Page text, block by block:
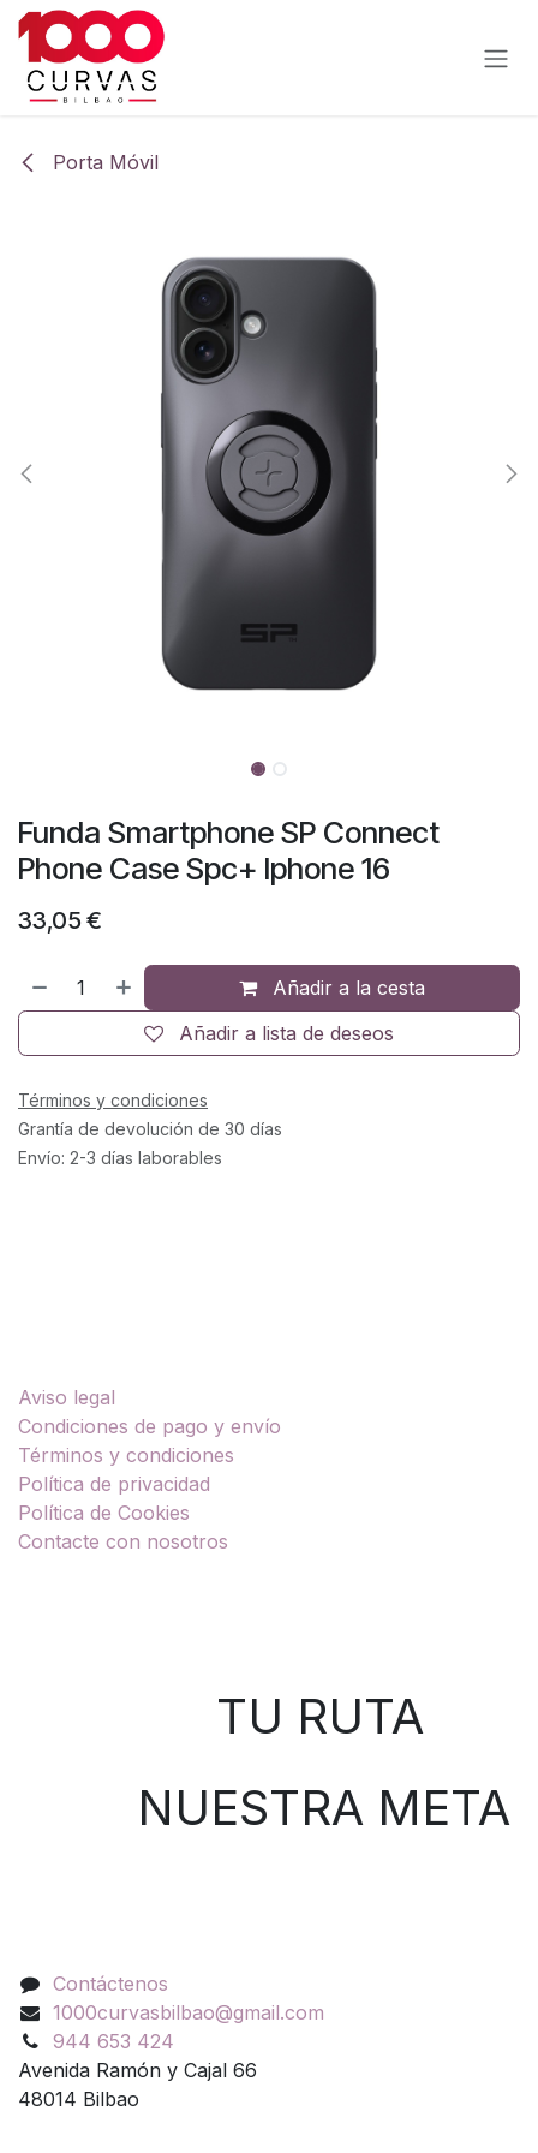
Ir al contenido
Porta Móvil
Funda Smartphone SP Connect
Phone Case Spc+ Iphone 16
33,05 €
Añadir a la cesta
Añadir a lista de deseos
Términos y condiciones
Grantía de devolución de 30 días
Envío: 2-3 días laborables
Aviso legal
Condiciones de pago y envío
Términos y condiciones
Política de privacidad
Política de Cookies
Contacte con nosotros
TU RUTA
NUESTRA META
Contáctenos
1000curvasbilbao@gmail.com
944 653 424
Avenida Ramón y Cajal 66
48014 Bilbao